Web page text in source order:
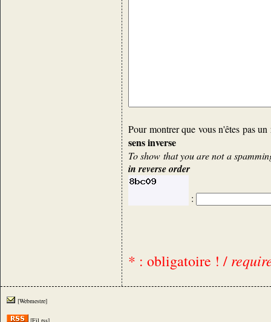
Pour montrer que vous n'êtes pas
sens inverse
To show that you are not a
in reverse order
:
* : obligatoire ! /
[Webmestre]
[Fil rss]